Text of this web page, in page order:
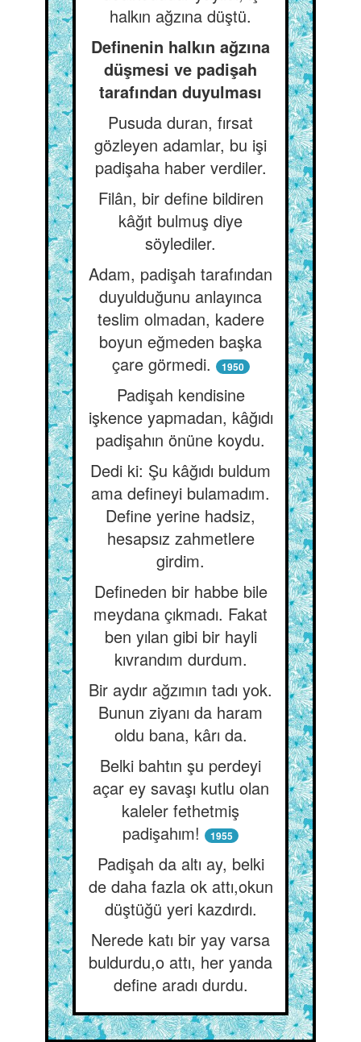
halkın ağzına düştü.
Definenin halkın ağzına
düşmesi ve padişah
tarafından duyulması
Pusuda duran, fırsat
gözleyen adamlar, bu işi
padişaha haber verdiler.
Filân, bir define bildiren
kâğıt bulmuş diye
söylediler.
Adam, padişah tarafından
duyulduğunu anlayınca
teslim olmadan, kadere
boyun eğmeden başka
çare görmedi.
1950
Padişah kendisine
işkence yapmadan, kâğıdı
padişahın önüne koydu.
Dedi ki: Şu kâğıdı buldum
ama defineyi bulamadım.
Define yerine hadsiz,
hesapsız zahmetlere
girdim.
Defineden bir habbe bile
meydana çıkmadı. Fakat
ben yılan gibi bir hayli
kıvrandım durdum.
Bir aydır ağzımın tadı yok.
Bunun ziyanı da haram
oldu bana, kârı da.
Belki bahtın şu perdeyi
açar ey savaşı kutlu olan
kaleler fethetmiş
padişahım!
1955
Padişah da altı ay, belki
de daha fazla ok attı,okun
düştüğü yeri kazdırdı.
Nerede katı bir yay varsa
buldurdu,o attı, her yanda
define aradı durdu.